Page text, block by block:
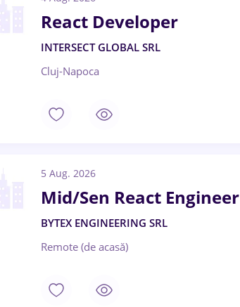
React Developer
INTERSECT GLOBAL SRL
Cluj-Napoca
5 Aug. 2026
Mid/Sen React Engineer
BYTEX ENGINEERING SRL
Remote (de acasă)